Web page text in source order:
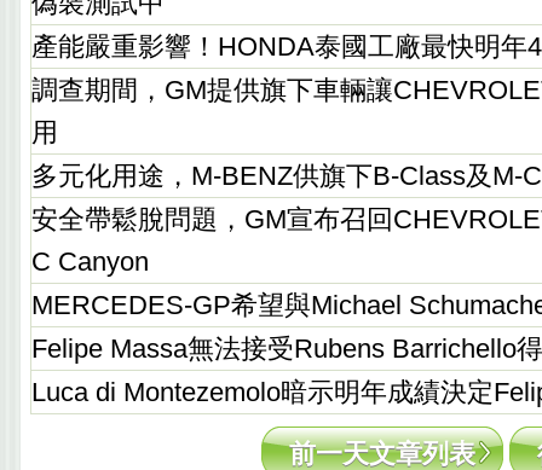
產能嚴重影響！HONDA泰國工廠最快明年
調查期間，GM提供旗下車輛讓
用
多元化用途，M-BENZ供旗下B-Class及M-
安全帶鬆脫問題，GM宣布召回
C Canyon
MERCEDES-GP希望與Michael
Felipe Massa無法接受Rubens Barrichello
Luca di Montezemolo暗示明年成績決定
前一天文章列表